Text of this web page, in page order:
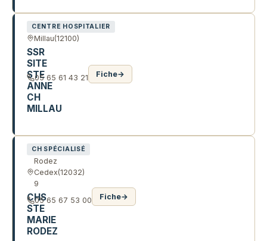
CENTRE HOSPITALIER
Millau(12100)
SSR
SITE
STE
ANNE
CH
MILLAU
05 65 61 43 21 Fiche→
CH SPÉCIALISÉ
Rodez
Cedex
9
(12032)
CHS
STE
MARIE
RODEZ
05 65 67 53 00 Fiche→